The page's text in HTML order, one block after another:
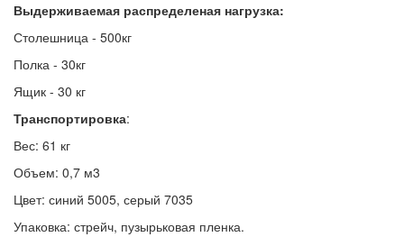
Выдерживаемая распределеная нагрузка:
Столешница - 500кг
Полка - 30кг
Ящик - 30 кг
Транспортировка:
Вес: 61 кг
Объем: 0,7 м3
Цвет: синий 5005, серый 7035
Упаковка: стрейч, пузырьковая пленка.